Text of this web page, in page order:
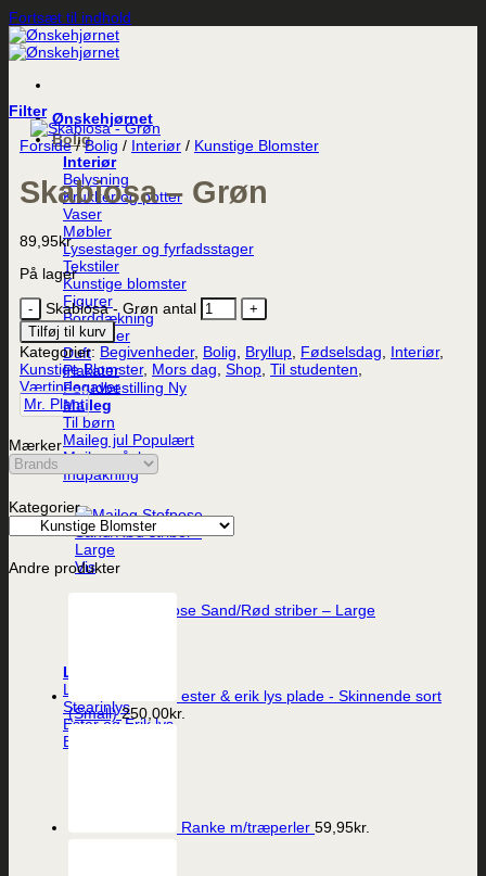
Fortsæt til indhold
Ønskehjørnet
Bolig
Interiør
Belysning
Krukker og potter
Vaser
Møbler
Lysestager og fyrfadsstager
Tekstiler
Kunstige blomster
Figurer
Borddækning
Lanterner
Duft
Plakater
Forudbestilling
Maileg
Til børn
Maileg jul
Maileg påske
Indpakning
Vis
Maileg Stofpose Sand/Rød striber – Large
Lys
LED-lys
Stearinlys
Ester og Erik lys
Batterier
Filter
Forside / Bolig / Interiør / Kunstige Blomster
Skabiosa – Grøn
89,95kr.
På lager
Skabiosa - Grøn antal
Tilføj til kurv
Kategorier: Begivenheder, Bolig, Bryllup, Fødselsdag, Interiør,
Kunstige Blomster, Mors dag, Shop, Til studenten,
Værtindegaver
Mr. Plant
Mærker
Kategorier
Andre produkter
ester & erik lys plade - Skinnende sort
(Small) 250,00kr.
Ranke m/træperler 59,95kr.